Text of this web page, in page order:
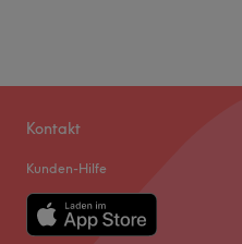
Kontakt
Kunden-Hilfe